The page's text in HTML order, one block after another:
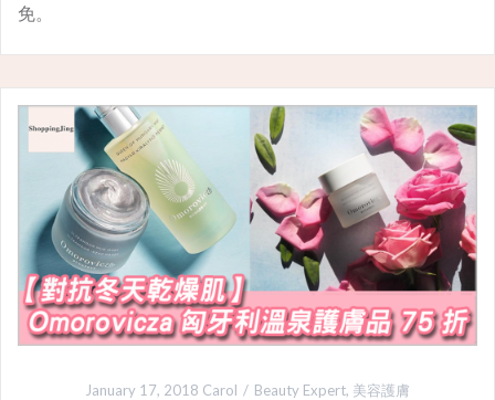
免。
January 17, 2018 Carol Beauty Expert, 美容護膚